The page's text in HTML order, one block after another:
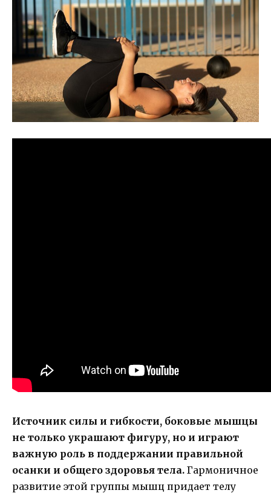
Источник силы и гибкости, боковые мышцы
не только украшают фигуру, но и играют
важную роль в поддержании правильной
осанки и общего здоровья тела. Гармоничное
развитие этой группы мышц придает телу